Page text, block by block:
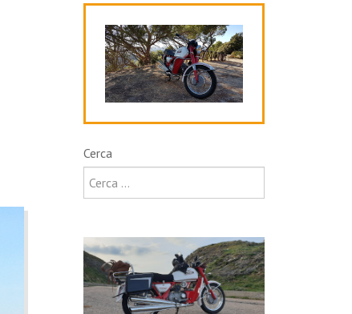
Cerca